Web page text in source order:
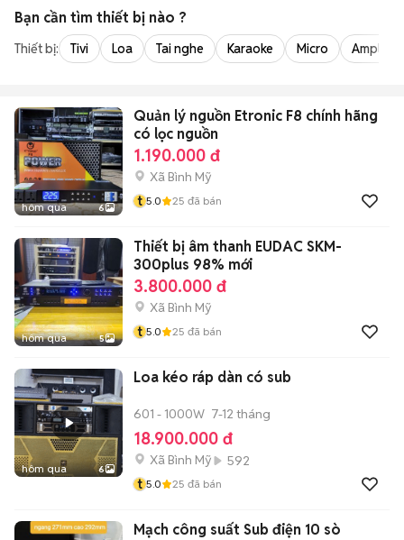
Bạn cần tìm thiết bị nào ?
Thiết bị: Tivi Loa Tai nghe Karaoke Micro Amply
hôm qua 6
Quản lý nguồn Etronic F8 chính hãng
có lọc nguồn
1.190.000 đ
Xã Bình Mỹ
t 5.0 25 đã bán
hôm qua 5
Thiết bị âm thanh EUDAC SKM-
300plus 98% mới
3.800.000 đ
Xã Bình Mỹ
t 5.0 25 đã bán
hôm qua 6
Loa kéo ráp dàn có sub
601 - 1000W 7-12 tháng
18.900.000 đ
Xã Bình Mỹ
592
t 5.0 25 đã bán
Mạch công suất Sub điện 10 sò